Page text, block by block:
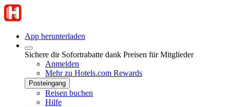
App herunterladen
Sichere dir Sofortrabatte dank Preisen für Mitglieder
Anmelden
Mehr zu Hotels.com Rewards
Posteingang
Reisen buchen
Hilfe